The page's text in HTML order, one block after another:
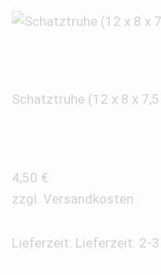
Schatztruhe (12 x 8 x
4,50 €
zzgl. Versandkosten
Lieferzeit: Lieferzeit: 2-